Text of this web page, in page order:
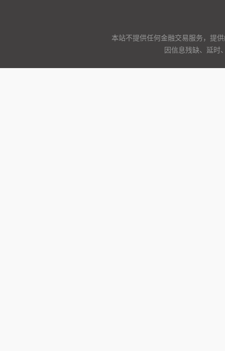
本站不提供任何金融交易服务，提
因信息残缺、延时